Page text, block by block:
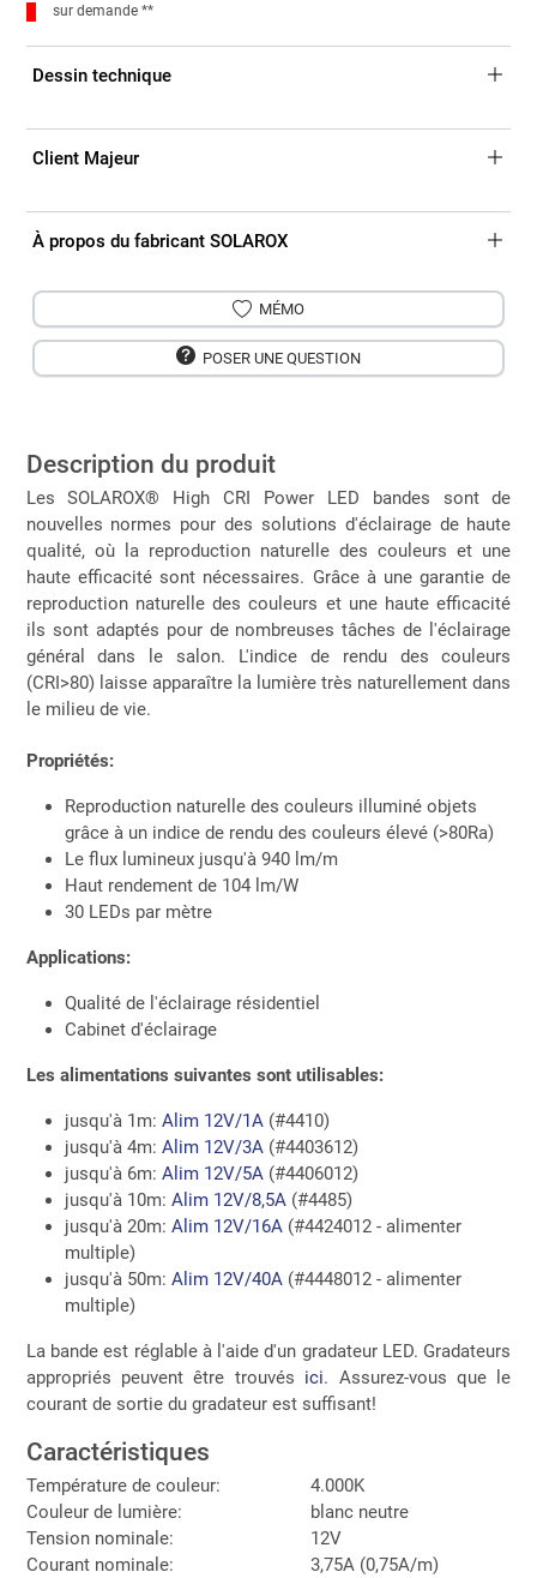
sur demande **
Dessin technique
Client Majeur
À propos du fabricant SOLAROX
MÉMO
POSER UNE QUESTION
Description du produit
Les SOLAROX® High CRI Power LED bandes sont de
nouvelles normes pour des solutions d'éclairage de haute
qualité, où la reproduction naturelle des couleurs et une
haute efficacité sont nécessaires. Grâce à une garantie de
reproduction naturelle des couleurs et une haute efficacité
ils sont adaptés pour de nombreuses tâches de l'éclairage
général dans le salon. L'indice de rendu des couleurs
(CRI>80) laisse apparaître la lumière très naturellement dans
le milieu de vie.
Propriétés:
Reproduction naturelle des couleurs illuminé objets
grâce à un indice de rendu des couleurs élevé (>80Ra)
Le flux lumineux jusqu'à 940 lm/m
Haut rendement de 104 lm/W
30 LEDs par mètre
Applications:
Qualité de l'éclairage résidentiel
Cabinet d'éclairage
Les alimentations suivantes sont utilisables:
jusqu'à 1m: Alim 12V/1A(#4410)
jusqu'à 4m: Alim 12V/3A(#4403612)
jusqu'à 6m: Alim 12V/5A(#4406012)
jusqu'à 10m: Alim 12V/8,5A(#4485)
jusqu'à 20m: Alim 12V/16A(#4424012 - alimenter
multiple)
jusqu'à 50m: Alim 12V/40A(#4448012 - alimenter
multiple)
La bande est réglable à l'aide d'un gradateur LED. Gradateurs
appropriés peuvent être trouvés ici. Assurez-vous que le
courant de sortie du gradateur est suffisant!
Caractéristiques
Température de couleur:
4.000K
Couleur de lumière:
blanc neutre
Tension nominale:
12V
Courant nominale:
3,75A (0,75A/m)